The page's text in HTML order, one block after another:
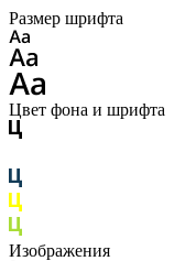
Размер шрифта
Цвет фона и шрифта
Изображения